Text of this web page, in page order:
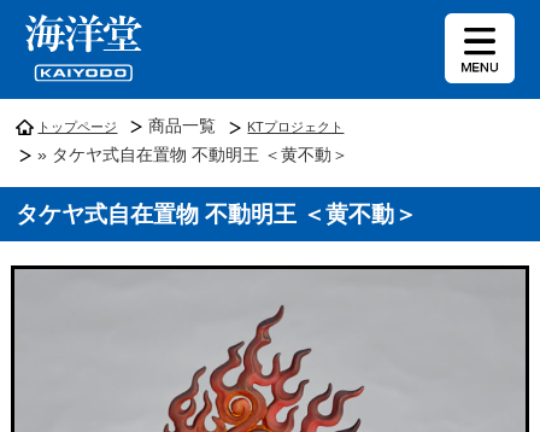
トップページ 商品一覧 KTプロジェクト
» タケヤ式自在置物 不動明王 ＜黄不動＞
タケヤ式自在置物 不動明王 ＜黄不動＞